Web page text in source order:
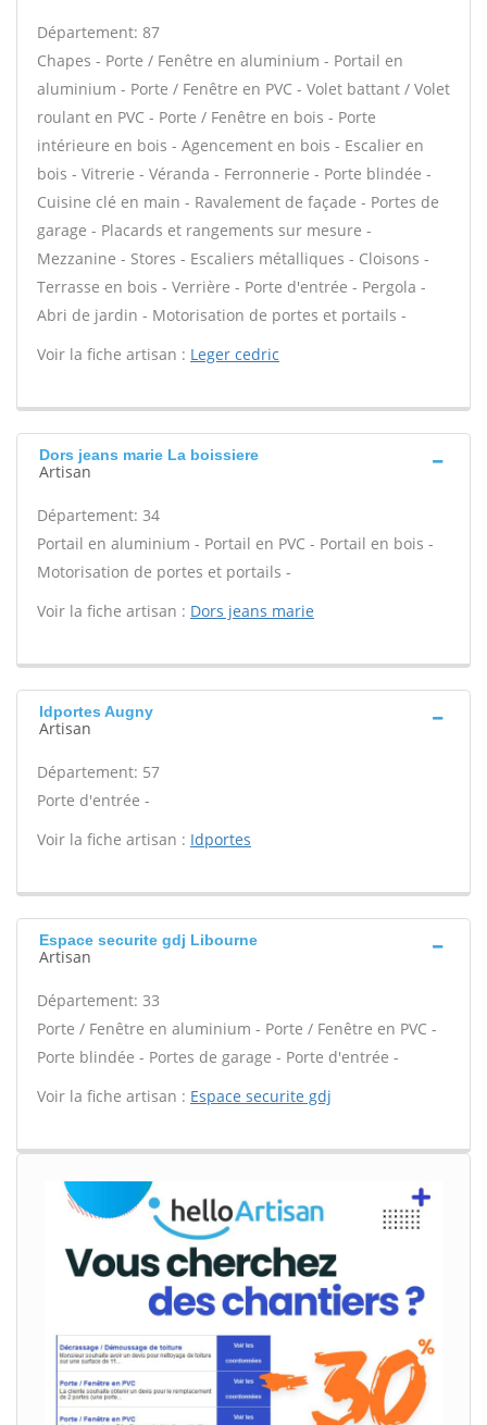
Département: 87
Chapes - Porte / Fenêtre en aluminium - Portail en
aluminium - Porte / Fenêtre en PVC - Volet battant / Volet
roulant en PVC - Porte / Fenêtre en bois - Porte
intérieure en bois - Agencement en bois - Escalier en
bois - Vitrerie - Véranda - Ferronnerie - Porte blindée -
Cuisine clé en main - Ravalement de façade - Portes de
garage - Placards et rangements sur mesure -
Mezzanine - Stores - Escaliers métalliques - Cloisons -
Terrasse en bois - Verrière - Porte d'entrée - Pergola -
Abri de jardin - Motorisation de portes et portails -
Voir la fiche artisan : Leger cedric
Dors jeans marie La boissiere
Artisan
Département: 34
Portail en aluminium - Portail en PVC - Portail en bois -
Motorisation de portes et portails -
Voir la fiche artisan : Dors jeans marie
Idportes Augny
Artisan
Département: 57
Porte d'entrée -
Voir la fiche artisan : Idportes
Espace securite gdj Libourne
Artisan
Département: 33
Porte / Fenêtre en aluminium - Porte / Fenêtre en PVC -
Porte blindée - Portes de garage - Porte d'entrée -
Voir la fiche artisan : Espace securite gdj